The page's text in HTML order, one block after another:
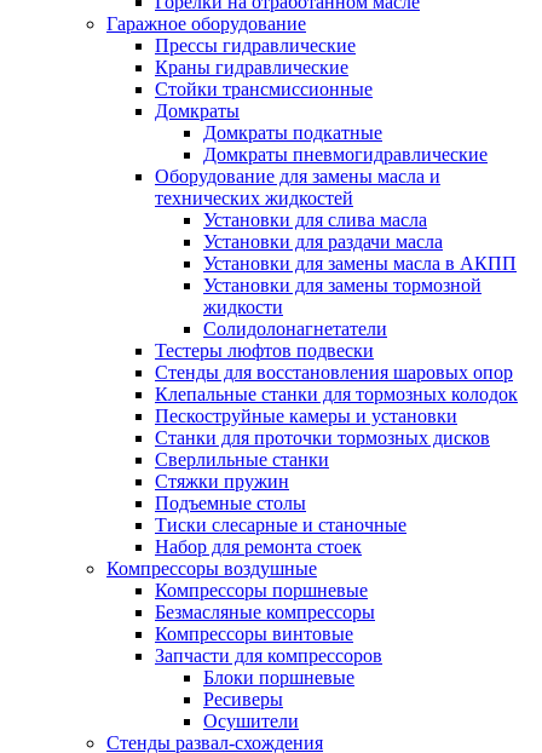
Гаражное оборудование
Прессы гидравлические
Краны гидравлические
Стойки трансмиссионные
Домкраты
Домкраты подкатные
Домкраты пневмогидравлические
Оборудование для замены масла и
технических жидкостей
Установки для слива масла
Установки для раздачи масла
Установки для замены масла в АКПП
Установки для замены тормозной
жидкости
Солидолонагнетатели
Тестеры люфтов подвески
Стенды для восстановления шаровых опор
Клепальные станки для тормозных колодок
Пескоструйные камеры и установки
Станки для проточки тормозных дисков
Сверлильные станки
Стяжки пружин
Подъемные столы
Тиски слесарные и станочные
Набор для ремонта стоек
Компрессоры воздушные
Компрессоры поршневые
Безмасляные компрессоры
Компрессоры винтовые
Запчасти для компрессоров
Блоки поршневые
Ресиверы
Осушители
Стенды развал-схождения